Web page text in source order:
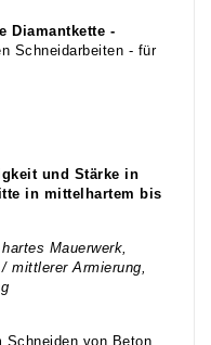
Diamantkette -
Schneidarbeiten - für
und Stärke in
in mittelhartem bis
Mauerwerk,
mittlerer Armierung,